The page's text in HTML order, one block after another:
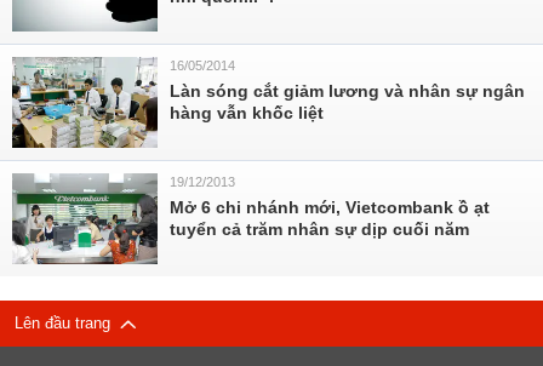
16/05/2014
Làn sóng cắt giảm lương và nhân sự ngân
hàng vẫn khốc liệt
19/12/2013
Mở 6 chi nhánh mới, Vietcombank ồ ạt
tuyển cả trăm nhân sự dịp cuối năm
Lên đầu trang